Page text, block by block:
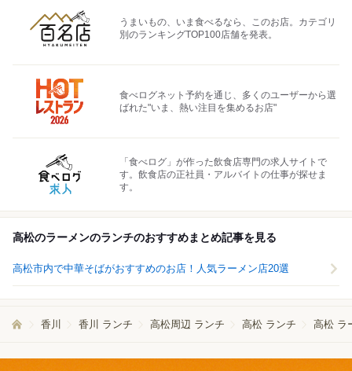
うまいもの、いま食べるなら、このお店。カテゴリ
別のランキングTOP100店舗を発表。
食べログネット予約を通じ、多くのユーザーから選
ばれた"いま、熱い注目を集めるお店"
「食べログ」が作った飲食店専門の求人サイトで
す。飲食店の正社員・アルバイトの仕事が探せま
す。
高松のラーメンのランチのおすすめまとめ記事を見る
高松市内で中華そばがおすすめのお店！人気ラーメン店20選
香川 香川 ランチ 高松周辺 ランチ 高松 ランチ 高松 ラ